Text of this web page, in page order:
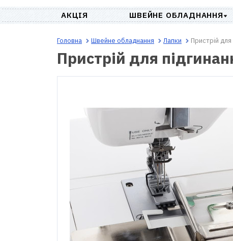
АКЦІЯ ШВЕЙНЕ ОБЛАДНАННЯ
Головна Швейне обладнання Лапки Пристрій
Пристрій для